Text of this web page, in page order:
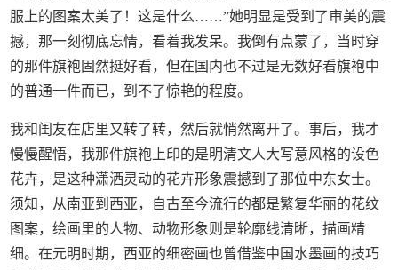
服上的图案太美了！这是什么……”她明显是受到了审美的震
撼，那一刻彻底忘情，看着我发呆。我倒有点蒙了，当时穿
的那件旗袍固然挺好看，但在国内也不过是无数好看旗袍中
的普通一件而已，到不了惊艳的程度。
我和闺友在店里又转了转，然后就悄然离开了。事后，我才
慢慢醒悟，我那件旗袍上印的是明清文人大写意风格的设色
花卉，是这种潇洒灵动的花卉形象震撼到了那位中东女士。
须知，从南亚到西亚，自古至今流行的都是繁复华丽的花纹
图案，绘画里的人物、动物形象则是轮廓线清晰，描画精
细。在元明时期，西亚的细密画也曾借鉴中国水墨画的技巧